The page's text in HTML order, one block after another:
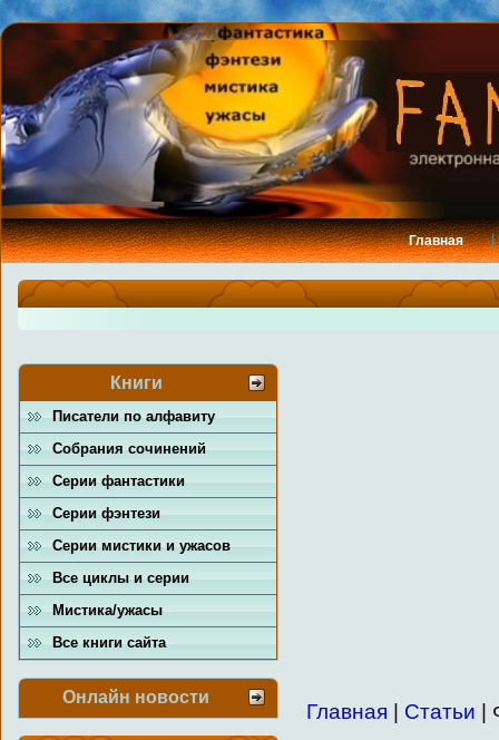
Главная
Книги
Писатели по алфавиту
Собрания сочинений
Серии фантастики
Серии фэнтези
Серии мистики и ужасов
Все циклы и серии
Мистика/ужасы
Все книги сайта
Онлайн новости
Главная Статьи |